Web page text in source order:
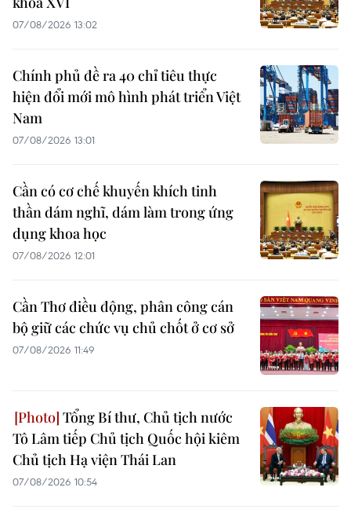
07/08/2026 13:02
Chính phủ đề ra 40 chỉ tiêu thực
hiện đổi mới mô hình phát triển Việt
Nam
07/08/2026 13:01
Cần có cơ chế khuyến khích tinh
thần dám nghĩ, dám làm trong ứng
dụng khoa học
07/08/2026 12:01
Cần Thơ điều động, phân công cán
bộ giữ các chức vụ chủ chốt ở cơ sở
07/08/2026 11:49
Tổng Bí thư, Chủ tịch nước
Tô Lâm tiếp Chủ tịch Quốc hội kiêm
Chủ tịch Hạ viện Thái Lan
07/08/2026 10:54